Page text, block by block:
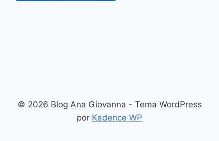
© 2026 Blog Ana Giovanna - Tema WordPress
por Kadence WP